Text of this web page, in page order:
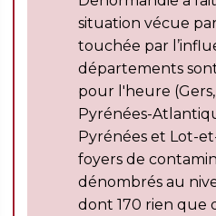
situation vécue
touchée par
départements
pour l'heure (
Pyrénées-
Pyrénées et Lot-
foyers de
dénombrés au
dont 170 rien que